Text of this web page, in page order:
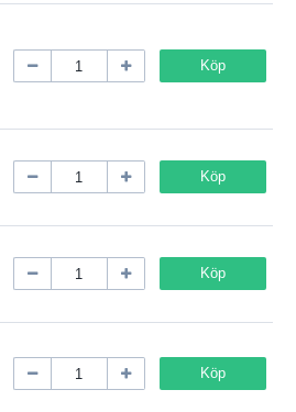
Köp
Köp
Köp
Köp